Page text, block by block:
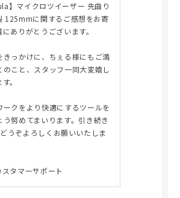
】マイクロツイーザー 先曲り
125mmに関するご感想をお寄
ありがとうございます。
きっかけに、ちぇる様にもご満
のこと、スタッフ一同大変嬉し
。
ークをより快適にするツールを
う努めてまいります。引き続き
うぞよろしくお願いいたしま
タマーサポート